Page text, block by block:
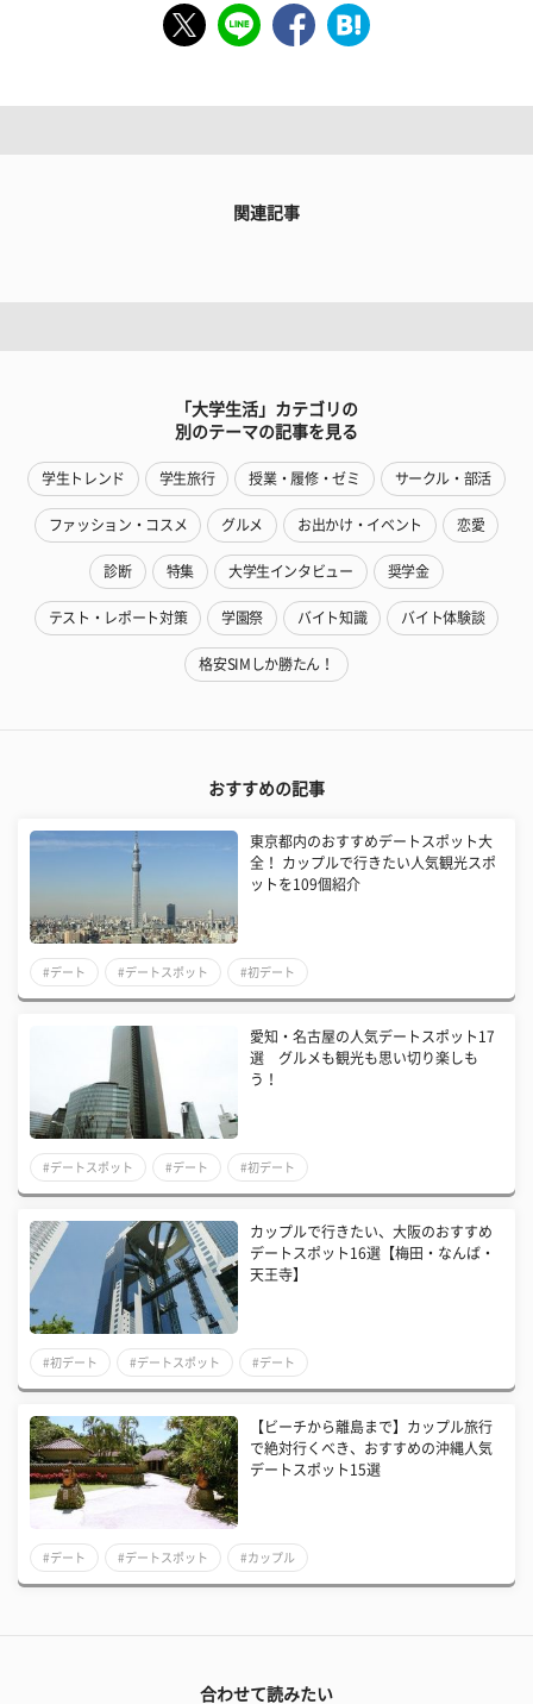
関連記事
「大学生活」カテゴリの
別のテーマの記事を見る
学生トレンド 学生旅行 授業・履修・ゼミ サークル・部活
ファッション・コスメ グルメ お出かけ・イベント 恋愛
診断 特集 大学生インタビュー 奨学金
テスト・レポート対策 学園祭 バイト知識 バイト体験談
格安SIMしか勝たん！
おすすめの記事
東京都内のおすすめデートスポット大
全！ カップルで行きたい人気観光スポ
ットを109個紹介
#デート #デートスポット #初デート
愛知・名古屋の人気デートスポット17
選 グルメも観光も思い切り楽しも
う！
#デートスポット #デート #初デート
カップルで行きたい、大阪のおすすめ
デートスポット16選【梅田・なんば・
天王寺】
#初デート #デートスポット #デート
【ビーチから離島まで】カップル旅行
で絶対行くべき、おすすめの沖縄人気
デートスポット15選
#デート #デートスポット #カップル
合わせて読みたい